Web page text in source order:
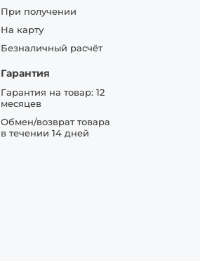
При получении
На карту
Безналичный расчёт
Гарантия
Гарантия на товар: 12
месяцев
Обмен/возврат товара
в течении 14 дней